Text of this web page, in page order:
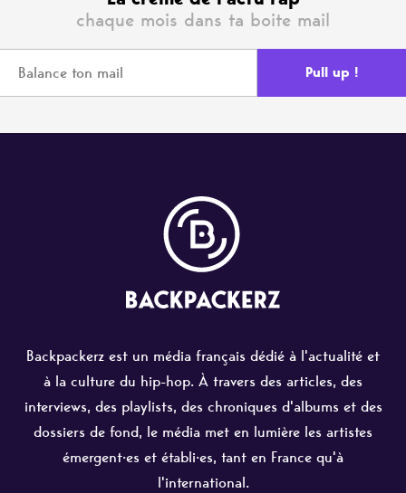
chaque mois dans ta boite mail
Backpackerz est un média français dédié à l'actualité et
à la culture du hip-hop. À travers des articles, des
interviews, des playlists, des chroniques d'albums et des
dossiers de fond, le média met en lumière les artistes
émergent·es et établi·es, tant en France qu'à
l'international.